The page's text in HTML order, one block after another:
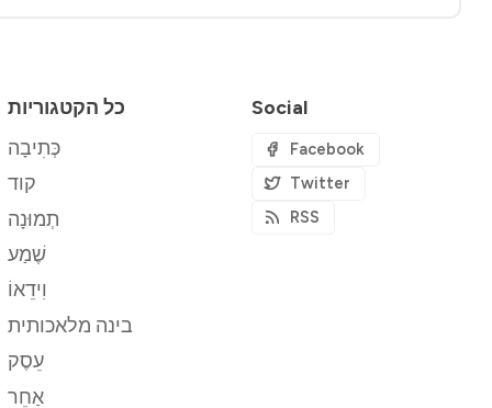
כל הקטגוריות
כְּתִיבָה
קוד
תְמוּנָה
שֶׁמַע
וִידֵאוֹ
בינה מלאכותית
עֵסֶק
אַחֵר
Social
Facebook
Twitter
RSS